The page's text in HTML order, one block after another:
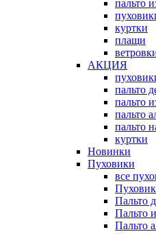
пальто
куртки
плащи
АКЦИЯ
пальто
пальто
пальто
пальто
куртки
Новинки
Пуховики
все
Пальто
Пальто
Пальто